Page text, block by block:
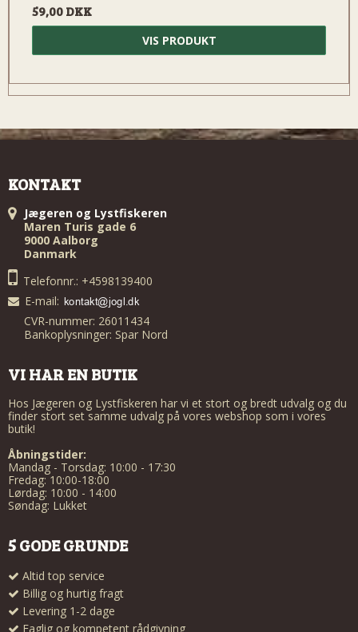
59,00 DKK
VIS PRODUKT
KONTAKT
Jægeren og Lystfiskeren
Maren Turis gade 6
9000 Aalborg
Danmark
Telefonnr.: +4598139400
E-mail:
CVR-nummer: 26011434
Bankoplysninger: Spar Nord
VI HAR EN BUTIK
Hos Jægeren og Lystfiskeren har vi et stort og bredt udvalg og du
finder stort set samme udvalg på vores webshop som i vores
butik!
Åbningstider:
Mandag - Torsdag: 10:00 - 17:30
Fredag: 10:00-18:00
Lørdag: 10:00 - 14:00
Søndag: Lukket
5 GODE GRUNDE
Altid top service
Billig og hurtig fragt
Levering 1-2 dage
Faglig og kompetent rådgivning